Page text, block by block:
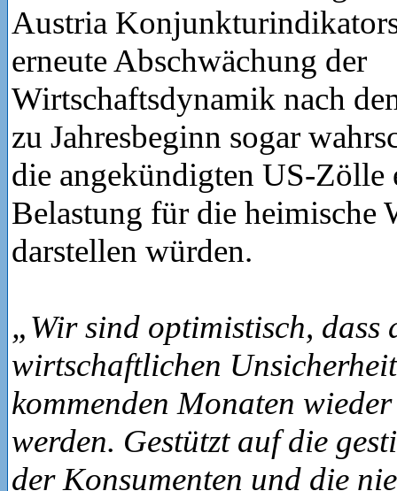
Austria
erneute Abschwächung der
Wirtschaftsdynamik nach
zu Jahresbeginn sogar
die angekündigten US-Zölle
Belastung für die heimische
darstellen würden.
„Wir sind optimistisch, dass
wirtschaftlichen
kommenden Monaten
werden. Gestützt auf die
der Konsumenten und die